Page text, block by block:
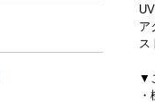
ア
ス
▼